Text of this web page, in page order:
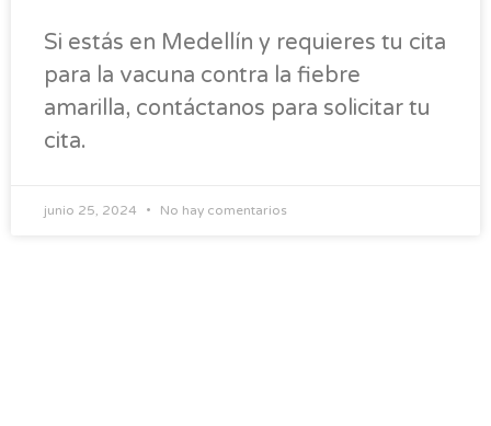
Si estás en Medellín y requieres tu cita
para la vacuna contra la fiebre
amarilla, contáctanos para solicitar tu
cita.
junio 25, 2024 No hay comentarios